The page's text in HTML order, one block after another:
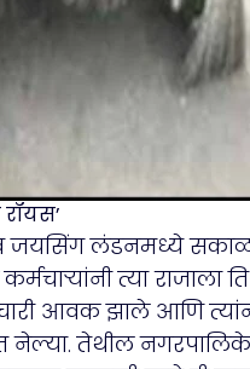
जयसिंग लंडनमध्ये
त्या राजाला
आवक झाले आणि
तेथील